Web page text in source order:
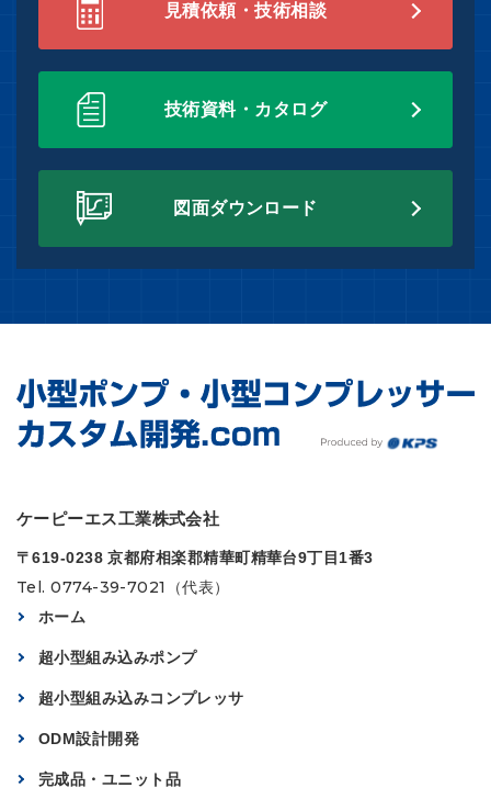
見積依頼・技術相談
技術資料・カタログ
図面ダウンロード
ケーピーエス工業株式会社
〒619-0238 京都府相楽郡精華町精華台9丁目1番3
Tel. 0774-39-7021（代表）
ホーム
超小型組み込みポンプ
超小型組み込みコンプレッサ
ODM設計開発
完成品・ユニット品